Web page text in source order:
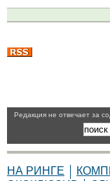
Pедакция не отвечает за
НА РИНГЕ